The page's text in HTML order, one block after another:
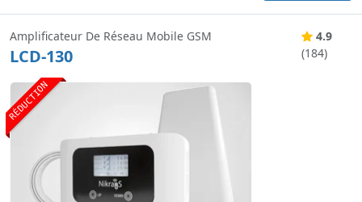
RÉDUCTION
Amplificateur De Réseau Mobile GSM
LCD-130
4.9
(184)